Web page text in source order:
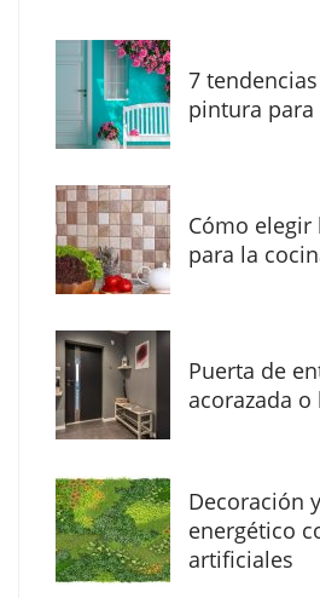
Eagle Waterproofing
impermeabilización de las
de las vacaciones
7
pintura para
Cómo elegir
para la
Puerta de
acorazada o
Decoración
energético
artificiales